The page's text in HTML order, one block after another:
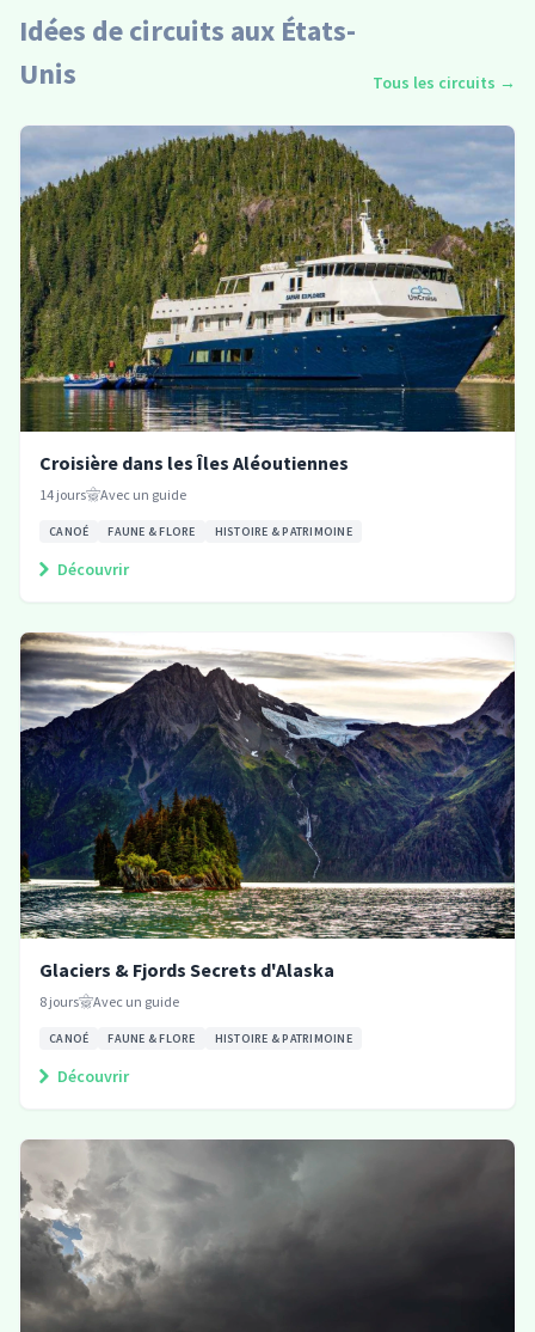
Idées de circuits aux États-
Unis
Tous les circuits →
Croisière dans les Îles Aléoutiennes
14 jours Avec un guide
CANOÉ FAUNE & FLORE HISTOIRE & PATRIMOINE
Découvrir
Glaciers & Fjords Secrets d'Alaska
8 jours Avec un guide
CANOÉ FAUNE & FLORE HISTOIRE & PATRIMOINE
Découvrir